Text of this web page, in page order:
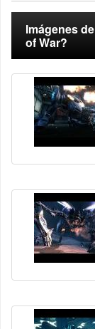
Imágenes
of War?